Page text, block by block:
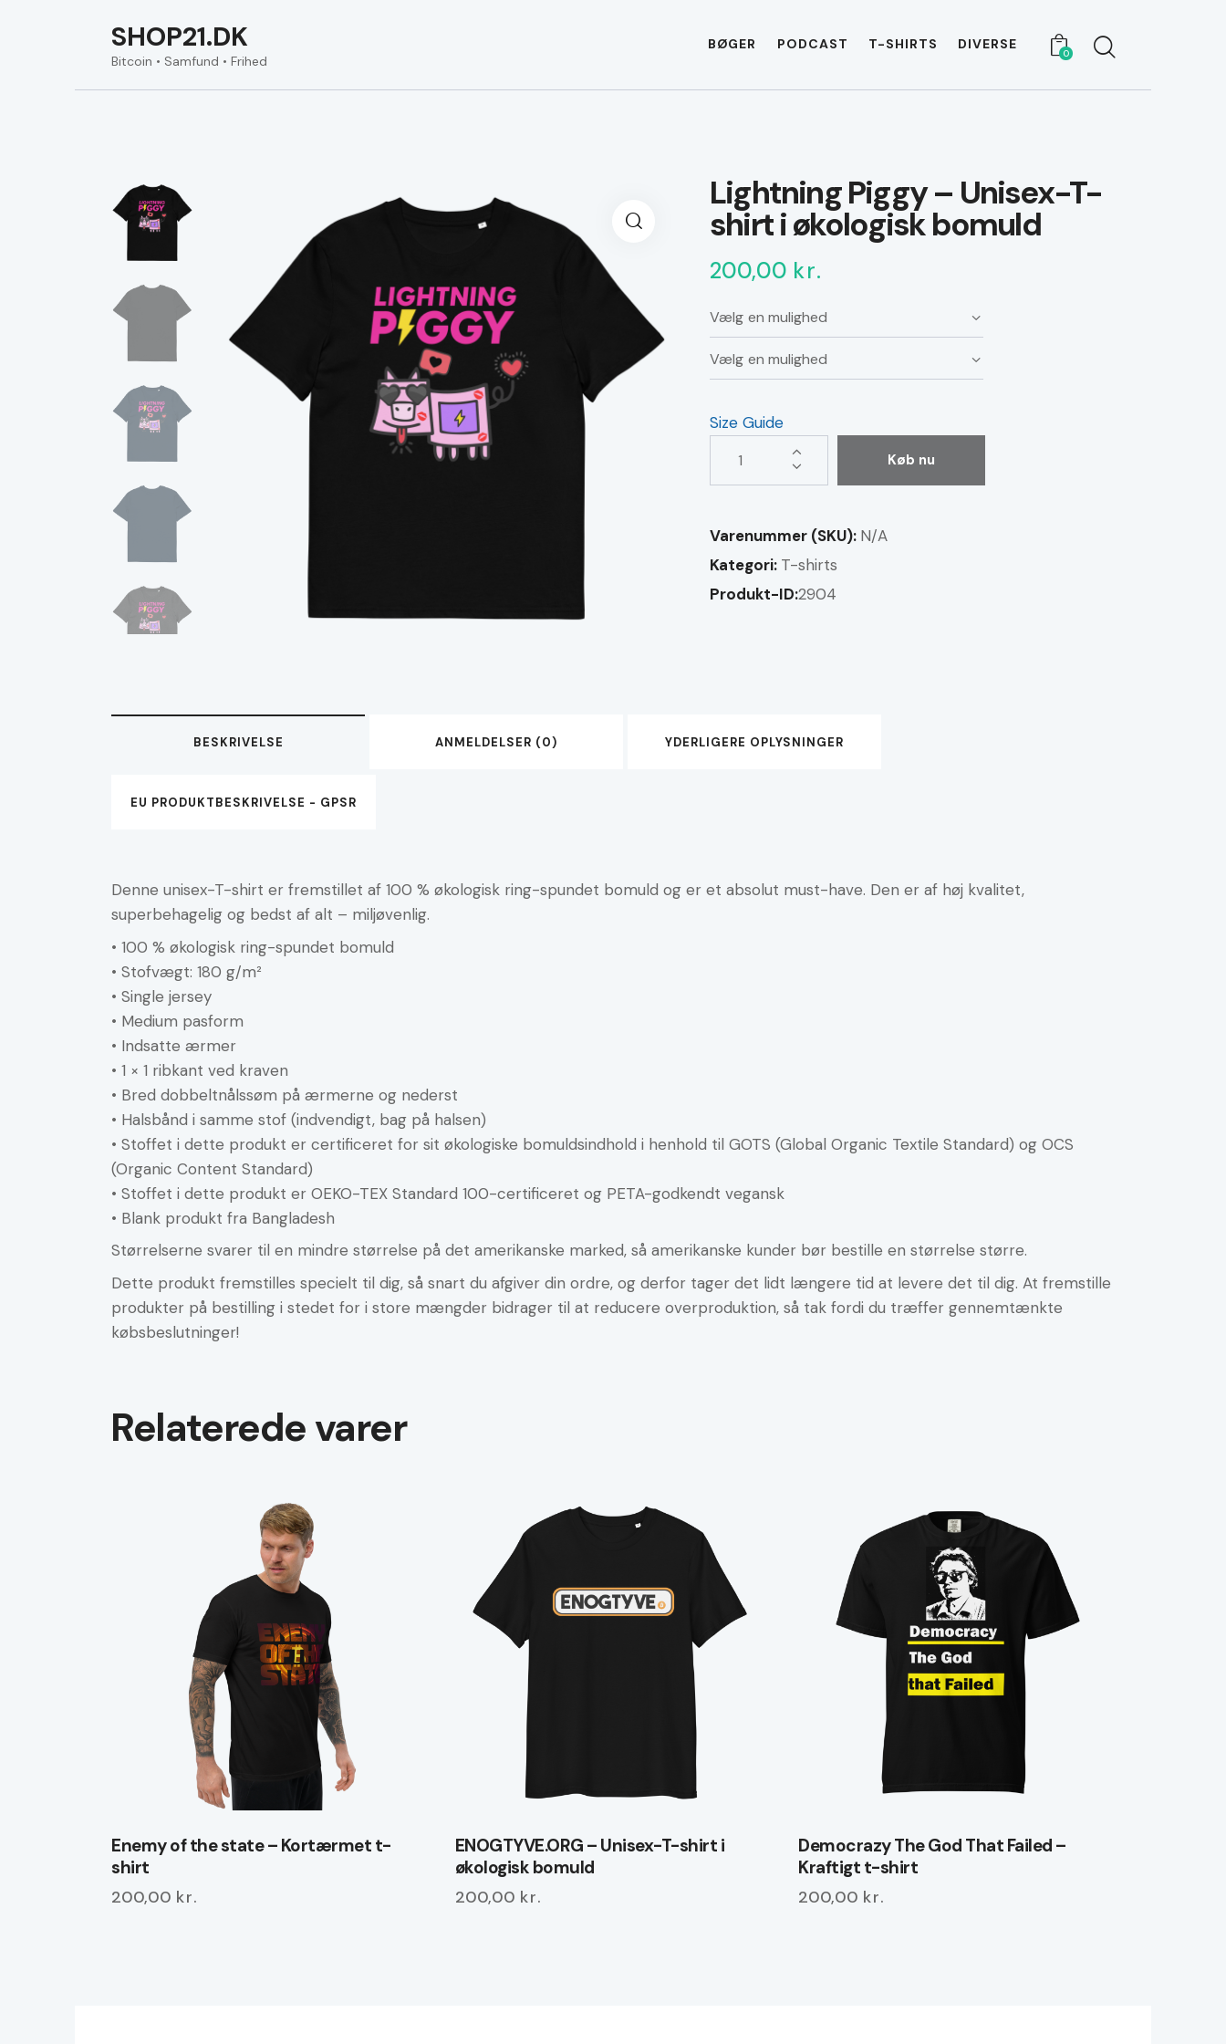
SHOP21.DK
Bitcoin • Samfund • Frihed
BØGER PODCAST T-SHIRTS DIVERSE
0
Lightning Piggy – Unisex-T-
shirt i økologisk bomuld
200,00 kr.
Size Guide
Piggy
T-
shirt
i
Køb nu
Varenummer (SKU): N/A
Kategori: T-shirts
Produkt-ID:2904
BESKRIVELSE ANMELDELSER (0) YDERLIGERE OPLYSNINGER
EU PRODUKTBESKRIVELSE - GPSR
Denne unisex-T-shirt er fremstillet af 100 % økologisk ring-spundet bomuld og er et absolut must-have. Den er af høj kvalitet,
superbehagelig og bedst af alt – miljøvenlig.
• 100 % økologisk ring-spundet bomuld
• Stofvægt: 180 g/m²
• Single jersey
• Medium pasform
• Indsatte ærmer
• 1 × 1 ribkant ved kraven
• Bred dobbeltnålssøm på ærmerne og nederst
• Halsbånd i samme stof (indvendigt, bag på halsen)
• Stoffet i dette produkt er certificeret for sit økologiske bomuldsindhold i henhold til GOTS (Global Organic Textile Standard) og OCS
(Organic Content Standard)
• Stoffet i dette produkt er OEKO-TEX Standard 100-certificeret og PETA-godkendt vegansk
• Blank produkt fra Bangladesh
Størrelserne svarer til en mindre størrelse på det amerikanske marked, så amerikanske kunder bør bestille en størrelse større.
Dette produkt fremstilles specielt til dig, så snart du afgiver din ordre, og derfor tager det lidt længere tid at levere det til dig. At fremstille
produkter på bestilling i stedet for i store mængder bidrager til at reducere overproduktion, så tak fordi du træffer gennemtænkte
købsbeslutninger!
Relaterede varer
Enemy of the state – Kortærmet t-
shirt
200,00 kr.
ENOGTYVE.ORG – Unisex-T-shirt i
økologisk bomuld
200,00 kr.
Democrazy The God That Failed –
Kraftigt t-shirt
200,00 kr.